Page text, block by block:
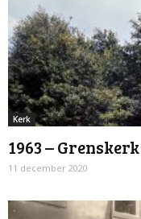
Kerk
1963 – Grenskerk
11 december 2020